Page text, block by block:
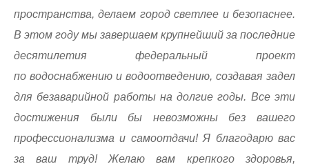
пространства, делаем город светлее и безопаснее.
В этом году мы завершаем крупнейший за последние
десятилетия федеральный проект
по водоснабжению и водоотведению, создавая задел
для безаварийной работы на долгие годы. Все эти
достижения были бы невозможны без вашего
профессионализма и самоотдачи! Я благодарю вас
за ваш труд! Желаю вам крепкого здоровья,